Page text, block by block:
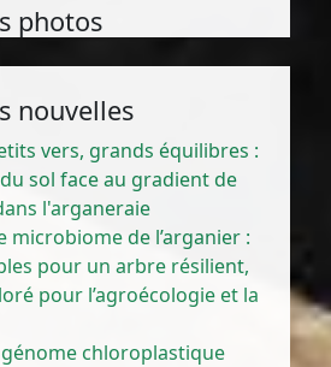
photoscruentus L.
nouvelles
vers, grands équilibres :
sol face au gradient de
l'arganeraie
microbiome de l’arganier :
pour un arbre résilient,
pour l’agroécologie et la
génome chloroplastique